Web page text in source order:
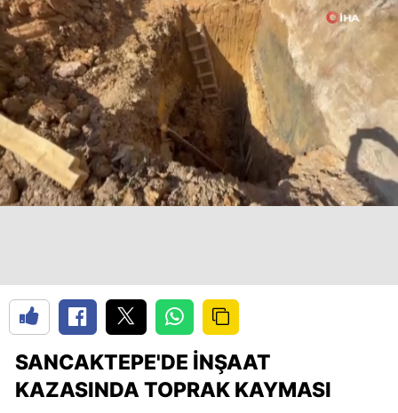
SANCAKTEPE'DE İNŞAAT
KAZASINDA TOPRAK KAYMASI